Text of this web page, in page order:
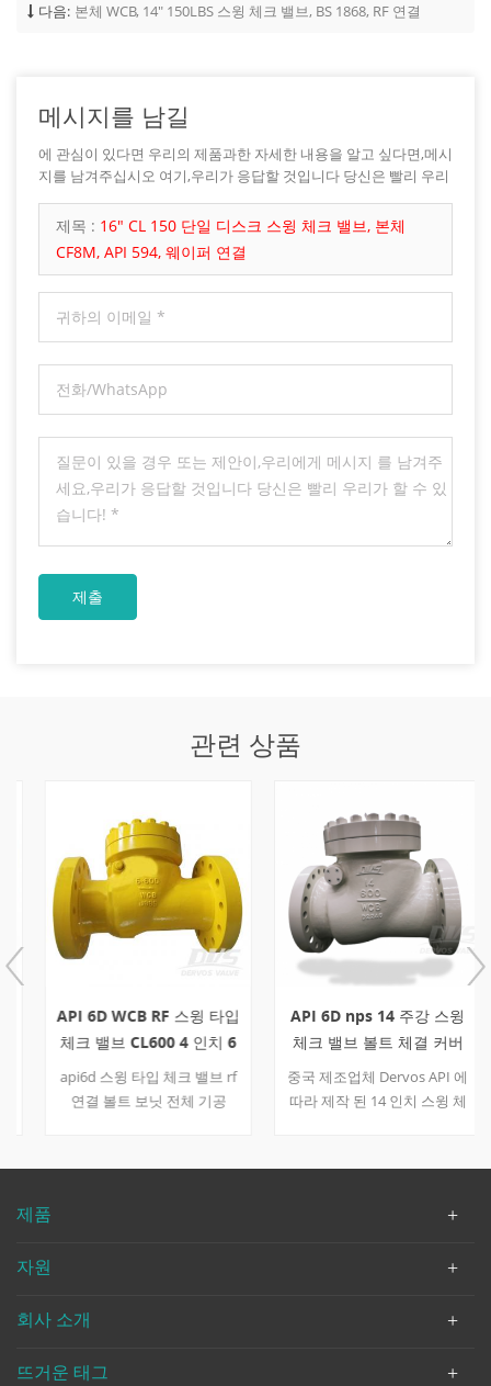
다음: 본체 WCB, 14" 150LBS 스윙 체크 밸브, BS 1868, RF 연결
메시지를 남길
에 관심이 있다면 우리의 제품과한 자세한 내용을 알고 싶다면,메시
지를 남겨주십시오 여기,우리가 응답할 것입니다 당신은 빨리 우리
제목 : 16" CL 150 단일 디스크 스윙 체크 밸브, 본체
CF8M, API 594, 웨이퍼 연결
관련 상품
API 6D WCB RF 스윙 타입
체크 밸브 CL600 4 인치 6
인치
api6d 스윙 타입 체크 밸브 rf
연결 볼트 보닛 전체 기공
지. -29 ℃ ~ + 425 ℃에있는 적
형 스윙 체크 밸브 크기 4 인
성 bc, 스윙 타입 연결 타입 플
wcb 디스크 재료 wcb + 13cr
a105 + 13cr 디자인 코드 API
API 6D nps 14 주강 스윙
체크 밸브 볼트 체결 커버
600LB
중국 제조업체 Dervos API 에
따라 제작 된 14 인치 스윙 체
제품
자원
회사 소개
뜨거운 태그